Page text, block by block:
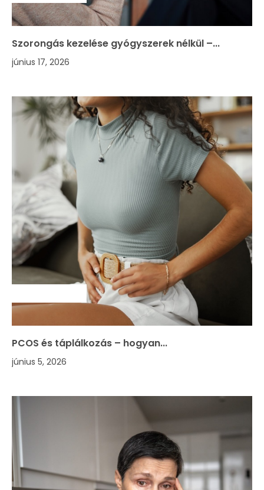
Szorongás kezelése gyógyszerek nélkül –...
június 17, 2026
PCOS és táplálkozás – hogyan...
június 5, 2026